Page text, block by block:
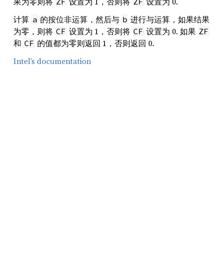
计算 a 的按位非运算，然后与 b 进行与运算，如果结果
为零，则将 CF 设置为 1，否则将 CF 设置为 0. 如果 ZF
和 CF 的值都为零则返回 1，否则返回 0.
Intel’s documentation